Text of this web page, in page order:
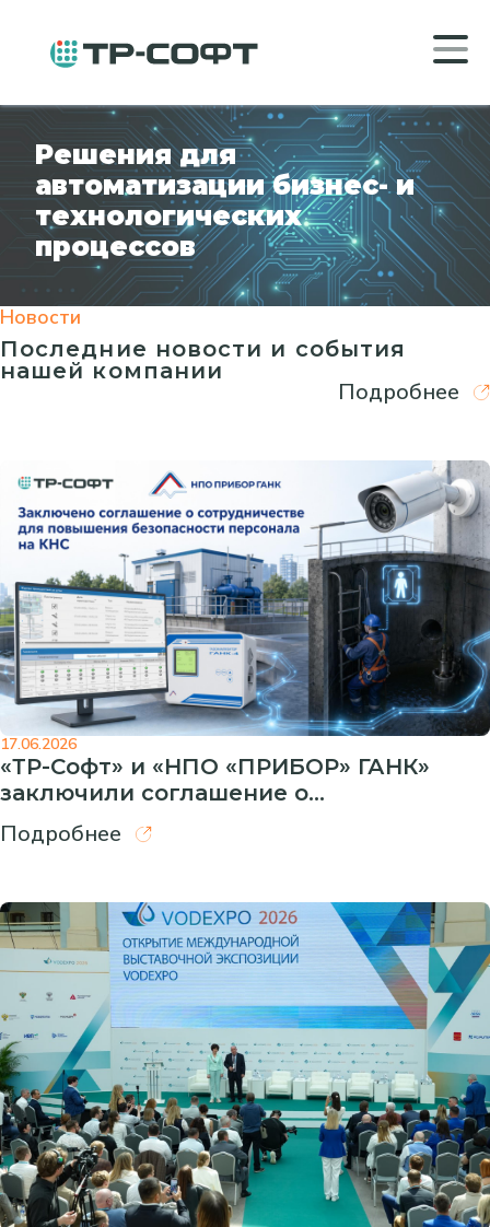
Решения для
автоматизации бизнес- и
технологических
процессов
Новости
Последние новости и события
нашей компании
Подробнее
17.06.2026
«ТР-Софт» и «НПО «ПРИБОР» ГАНК»
заключили соглашение о
сотрудничестве для повышения
безопасности персонала на КНС
Подробнее